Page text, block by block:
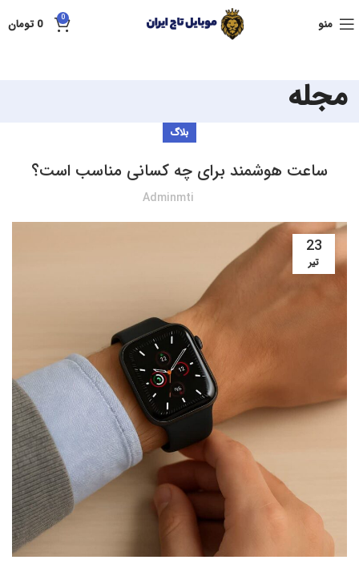
منو 0
0 تومان
مجله
بلاگ
ساعت هوشمند برای چه کسانی مناسب است؟
Adminmti
23
تیر